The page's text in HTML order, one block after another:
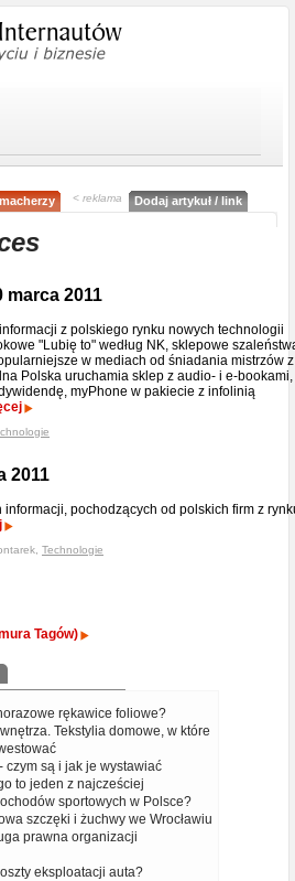
< reklama Dodaj artykuł / link
marca 2011
z polskiego rynku nowych technologii
"Lubię to" według NK, sklepowe
w mediach od śniadania mistrzów z
Polska uruchamia sklep z audio- i e-bookami,
myPhone w pakiecie z infolinią
2011
informacji, pochodzących od polskich firm z
Technologie
Tagów)
rękawice foliowe?
Tekstylia domowe, w które
czym są i jak je wystawiać
to jeden z najcześciej
sportowych w Polsce?
szczęki i żuchwy we Wrocławiu
prawna organizacji
eksploatacji auta?